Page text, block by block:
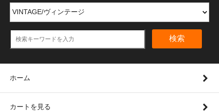
検索
ホーム
カートを見る